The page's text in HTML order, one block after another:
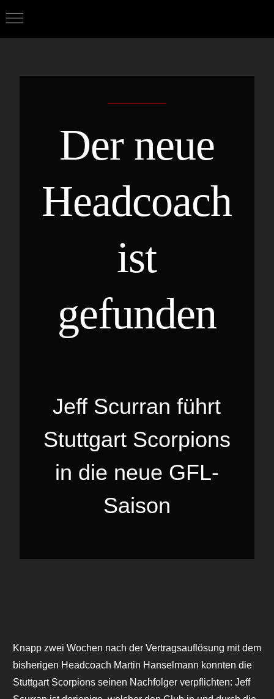
Der neue
Headcoach
ist
gefunden
Jeff Scurran führt
Stuttgart Scorpions
in die neue GFL-
Saison
Knapp zwei Wochen nach der Vertragsauflösung mit dem
bisherigen Headcoach Martin Hanselmann konnten die
Stuttgart Scorpions seinen Nachfolger verpflichten: Jeff